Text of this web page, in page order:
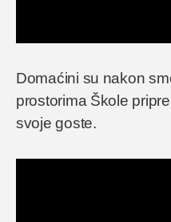
Domaćini su nakon
prostorima Škole
svoje goste.